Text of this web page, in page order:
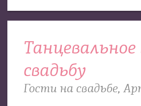
свадьбу
Гости на свадьбе,